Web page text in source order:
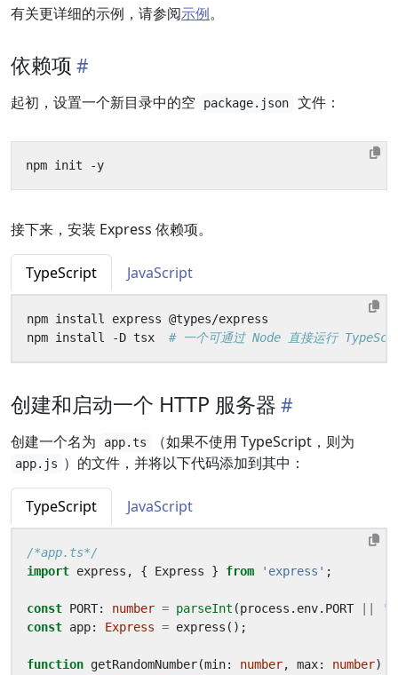
有关更详细的示例，请参阅示例。
依赖项
起初，设置一个新目录中的空 package.json 文件：
接下来，安装 Express 依赖项。
TypeScript JavaScript
npm install -D tsx # 一个可通过 Node 直接运行
创建和启动一个 HTTP 服务器
创建一个名为 app.ts （如果不使用 TypeScript，则为
app.js ）的文件，并将以下代码添加到其中：
TypeScript JavaScript
/*app.ts*/
import express , { Express } from 'express' ;
const PORT: number = parseInt (process . env. PORT
const app: Express = express ();
function getRandomNumber(min: number, max: number)